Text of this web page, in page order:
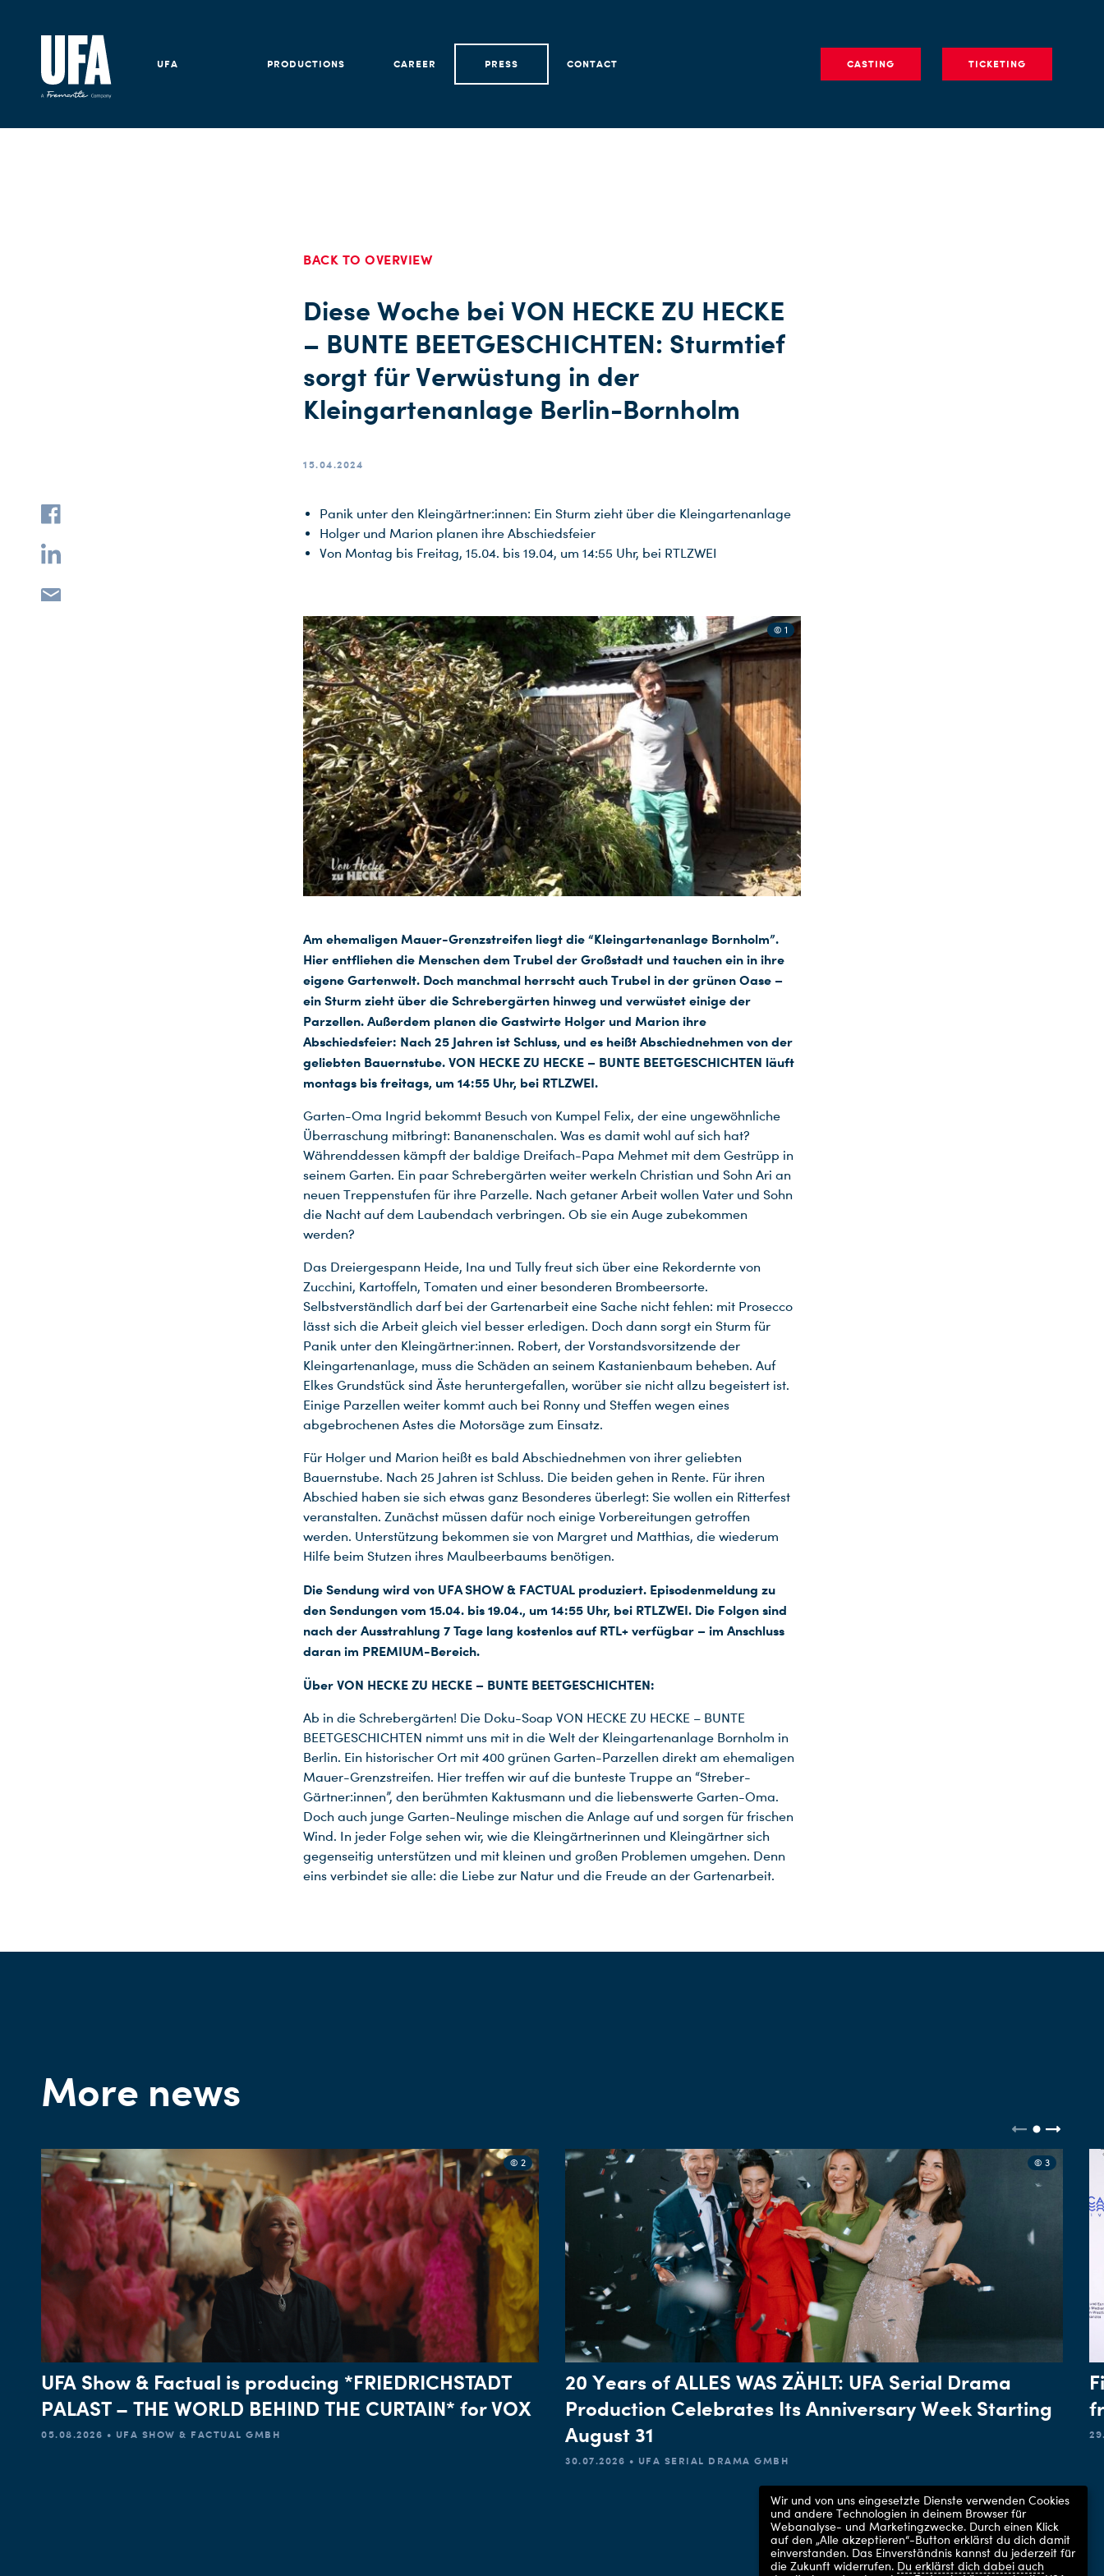
UFA PRODUCTIONS CAREER PRESS CONTACT CASTING TICKETING
BACK TO OVERVIEW
Diese Woche bei VON HECKE ZU HECKE
– BUNTE BEETGESCHICHTEN: Sturmtief
sorgt für Verwüstung in der
Kleingartenanlage Berlin-Bornholm
15.04.2024
Panik unter den Kleingärtner:innen: Ein Sturm zieht über die Kleingartenanlage
Holger und Marion planen ihre Abschiedsfeier
Von Montag bis Freitag, 15.04. bis 19.04, um 14:55 Uhr, bei RTLZWEI
© 1
Am ehemaligen Mauer-Grenzstreifen liegt die “Kleingartenanlage Bornholm”.
Hier entfliehen die Menschen dem Trubel der Großstadt und tauchen ein in ihre
eigene Gartenwelt. Doch manchmal herrscht auch Trubel in der grünen Oase –
ein Sturm zieht über die Schrebergärten hinweg und verwüstet einige der
Parzellen. Außerdem planen die Gastwirte Holger und Marion ihre
Abschiedsfeier: Nach 25 Jahren ist Schluss, und es heißt Abschiednehmen von der
geliebten Bauernstube. VON HECKE ZU HECKE – BUNTE BEETGESCHICHTEN läuft
montags bis freitags, um 14:55 Uhr, bei RTLZWEI.
Garten-Oma Ingrid bekommt Besuch von Kumpel Felix, der eine ungewöhnliche
Überraschung mitbringt: Bananenschalen. Was es damit wohl auf sich hat?
Währenddessen kämpft der baldige Dreifach-Papa Mehmet mit dem Gestrüpp in
seinem Garten. Ein paar Schrebergärten weiter werkeln Christian und Sohn Ari an
neuen Treppenstufen für ihre Parzelle. Nach getaner Arbeit wollen Vater und Sohn
die Nacht auf dem Laubendach verbringen. Ob sie ein Auge zubekommen
werden?
Das Dreiergespann Heide, Ina und Tully freut sich über eine Rekordernte von
Zucchini, Kartoffeln, Tomaten und einer besonderen Brombeersorte.
Selbstverständlich darf bei der Gartenarbeit eine Sache nicht fehlen: mit Prosecco
lässt sich die Arbeit gleich viel besser erledigen. Doch dann sorgt ein Sturm für
Panik unter den Kleingärtner:innen. Robert, der Vorstandsvorsitzende der
Kleingartenanlage, muss die Schäden an seinem Kastanienbaum beheben. Auf
Elkes Grundstück sind Äste heruntergefallen, worüber sie nicht allzu begeistert ist.
Einige Parzellen weiter kommt auch bei Ronny und Steffen wegen eines
abgebrochenen Astes die Motorsäge zum Einsatz.
Für Holger und Marion heißt es bald Abschiednehmen von ihrer geliebten
Bauernstube. Nach 25 Jahren ist Schluss. Die beiden gehen in Rente. Für ihren
Abschied haben sie sich etwas ganz Besonderes überlegt: Sie wollen ein Ritterfest
veranstalten. Zunächst müssen dafür noch einige Vorbereitungen getroffen
werden. Unterstützung bekommen sie von Margret und Matthias, die wiederum
Hilfe beim Stutzen ihres Maulbeerbaums benötigen.
Die Sendung wird von UFA SHOW & FACTUAL produziert. Episodenmeldung zu
den Sendungen vom 15.04. bis 19.04., um 14:55 Uhr, bei RTLZWEI. Die Folgen sind
nach der Ausstrahlung 7 Tage lang kostenlos auf RTL+ verfügbar – im Anschluss
daran im PREMIUM-Bereich.
Über VON HECKE ZU HECKE – BUNTE BEETGESCHICHTEN:
Ab in die Schrebergärten! Die Doku-Soap VON HECKE ZU HECKE – BUNTE
BEETGESCHICHTEN nimmt uns mit in die Welt der Kleingartenanlage Bornholm in
Berlin. Ein historischer Ort mit 400 grünen Garten-Parzellen direkt am ehemaligen
Mauer-Grenzstreifen. Hier treffen wir auf die bunteste Truppe an “Streber-
Gärtner:innen”, den berühmten Kaktusmann und die liebenswerte Garten-Oma.
Doch auch junge Garten-Neulinge mischen die Anlage auf und sorgen für frischen
Wind. In jeder Folge sehen wir, wie die Kleingärtnerinnen und Kleingärtner sich
gegenseitig unterstützen und mit kleinen und großen Problemen umgehen. Denn
eins verbindet sie alle: die Liebe zur Natur und die Freude an der Gartenarbeit.
More news
© 2
UFA Show & Factual is producing *FRIEDRICHSTADT
PALAST – THE WORLD BEHIND THE CURTAIN* for VOX
05.08.2026 • UFA SHOW & FACTUAL GMBH
© 3
20 Years of ALLES WAS ZÄHLT: UFA Serial Drama
Production Celebrates Its Anniversary Week Starting
August 31
30.07.2026 • UFA SERIAL DRAMA GMBH
Wir und von uns eingesetzte Dienste verwenden Cookies
und andere Technologien in deinem Browser für
Webanalyse- und Marketingzwecke. Durch einen Klick
auf den „Alle akzeptieren“-Button erklärst du dich damit
einverstanden. Das Einverständnis kannst du jederzeit für
die Zukunft widerrufen. Du erklärst dich dabei auch